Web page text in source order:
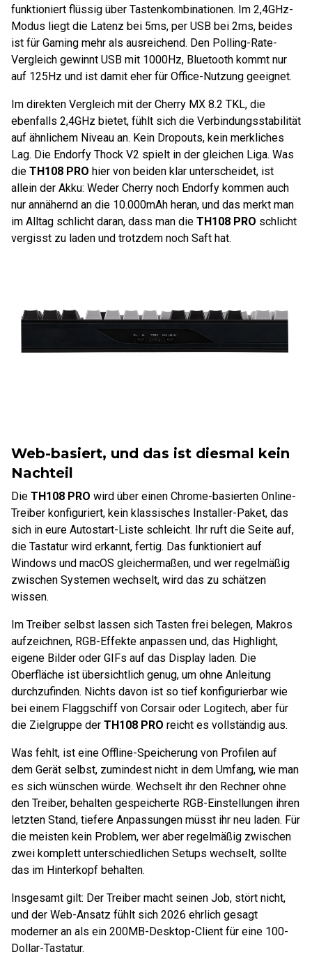
funktioniert flüssig über Tastenkombinationen. Im 2,4GHz-
Modus liegt die Latenz bei 5ms, per USB bei 2ms, beides
ist für Gaming mehr als ausreichend. Den Polling-Rate-
Vergleich gewinnt USB mit 1000Hz, Bluetooth kommt nur
auf 125Hz und ist damit eher für Office-Nutzung geeignet.
Im direkten Vergleich mit der Cherry MX 8.2 TKL, die
ebenfalls 2,4GHz bietet, fühlt sich die Verbindungsstabilität
auf ähnlichem Niveau an. Kein Dropouts, kein merkliches
Lag. Die Endorfy Thock V2 spielt in der gleichen Liga. Was
die TH108 PRO hier von beiden klar unterscheidet, ist
allein der Akku: Weder Cherry noch Endorfy kommen auch
nur annähernd an die 10.000mAh heran, und das merkt man
im Alltag schlicht daran, dass man die TH108 PRO schlicht
vergisst zu laden und trotzdem noch Saft hat.
Web-basiert, und das ist diesmal kein
Nachteil
Die TH108 PRO wird über einen Chrome-basierten Online-
Treiber konfiguriert, kein klassisches Installer-Paket, das
sich in eure Autostart-Liste schleicht. Ihr ruft die Seite auf,
die Tastatur wird erkannt, fertig. Das funktioniert auf
Windows und macOS gleichermaßen, und wer regelmäßig
zwischen Systemen wechselt, wird das zu schätzen
wissen.
Im Treiber selbst lassen sich Tasten frei belegen, Makros
aufzeichnen, RGB-Effekte anpassen und, das Highlight,
eigene Bilder oder GIFs auf das Display laden. Die
Oberfläche ist übersichtlich genug, um ohne Anleitung
durchzufinden. Nichts davon ist so tief konfigurierbar wie
bei einem Flaggschiff von Corsair oder Logitech, aber für
die Zielgruppe der TH108 PRO reicht es vollständig aus.
Was fehlt, ist eine Offline-Speicherung von Profilen auf
dem Gerät selbst, zumindest nicht in dem Umfang, wie man
es sich wünschen würde. Wechselt ihr den Rechner ohne
den Treiber, behalten gespeicherte RGB-Einstellungen ihren
letzten Stand, tiefere Anpassungen müsst ihr neu laden. Für
die meisten kein Problem, wer aber regelmäßig zwischen
zwei komplett unterschiedlichen Setups wechselt, sollte
das im Hinterkopf behalten.
Insgesamt gilt: Der Treiber macht seinen Job, stört nicht,
und der Web-Ansatz fühlt sich 2026 ehrlich gesagt
moderner an als ein 200MB-Desktop-Client für eine 100-
Dollar-Tastatur.